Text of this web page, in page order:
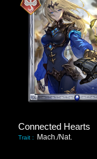
Connected Hearts
Trait : Mach./Nat.